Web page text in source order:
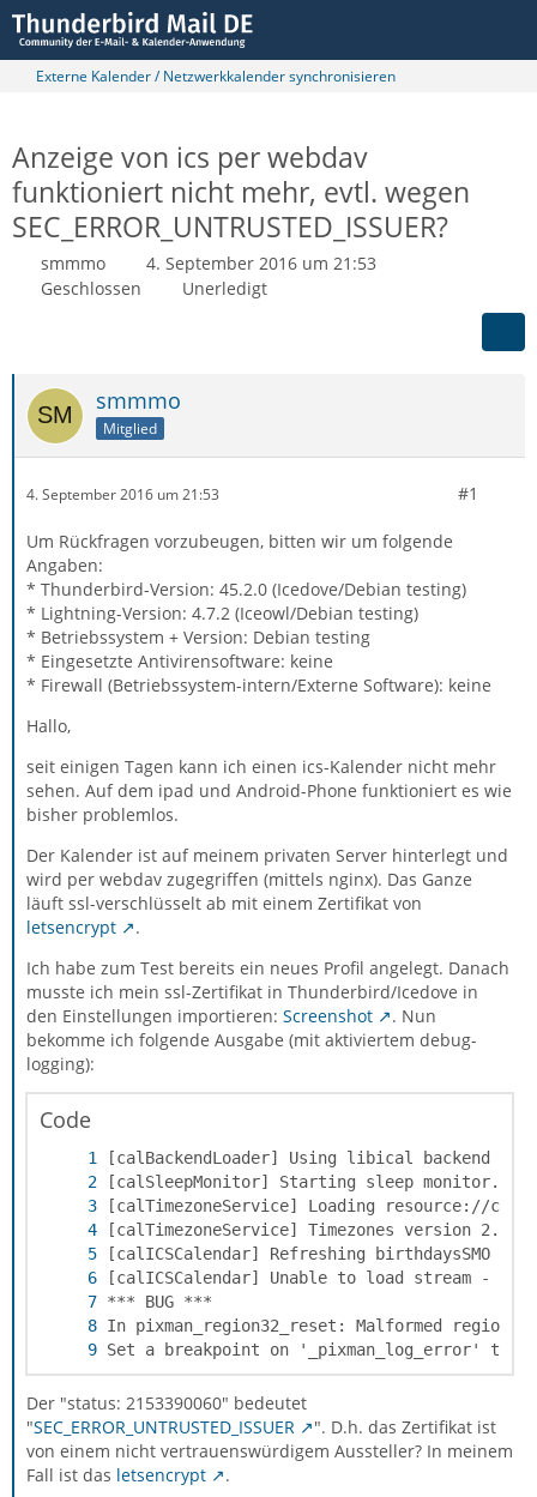
Externe Kalender / Netzwerkkalender synchronisieren
Anzeige von ics per webdav
funktioniert nicht mehr, evtl. wegen
SEC_ERROR_UNTRUSTED_ISSUER?
smmmo
4. September 2016 um 21:53
Geschlossen
Unerledigt
smmmo
Mitglied
4. September 2016 um 21:53 #1
Um Rückfragen vorzubeugen, bitten wir um folgende
Angaben:
* Thunderbird-Version: 45.2.0 (Icedove/Debian testing)
* Lightning-Version: 4.7.2 (Iceowl/Debian testing)
* Betriebssystem + Version: Debian testing
* Eingesetzte Antivirensoftware: keine
* Firewall (Betriebssystem-intern/Externe Software): keine
Hallo,
seit einigen Tagen kann ich einen ics-Kalender nicht mehr
sehen. Auf dem ipad und Android-Phone funktioniert es wie
bisher problemlos.
Der Kalender ist auf meinem privaten Server hinterlegt und
wird per webdav zugegriffen (mittels nginx). Das Ganze
läuft ssl-verschlüsselt ab mit einem Zertifikat von
letsencrypt
.
Ich habe zum Test bereits ein neues Profil angelegt. Danach
musste ich mein ssl-Zertifikat in Thunderbird/Icedove in
den Einstellungen importieren: Screenshot
. Nun
bekomme ich folgende Ausgabe (mit aktiviertem debug-
logging):
Code
Set a breakpoint on '_pixman_log_error' to
Der "status: 2153390060" bedeutet
"SEC_ERROR_UNTRUSTED_ISSUER
". D.h. das Zertifikat ist
von einem nicht vertrauenswürdigem Aussteller? In meinem
Fall ist das letsencrypt
.